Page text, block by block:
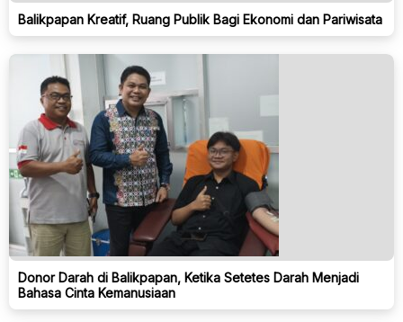
Balikpapan Kreatif, Ruang Publik Bagi Ekonomi dan Pariwisata
Donor Darah di Balikpapan, Ketika Setetes Darah Menjadi
Bahasa Cinta Kemanusiaan